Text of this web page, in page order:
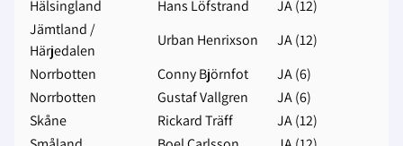
Hälsingland
Hans Löfstrand
JA (12)
Jämtland /
Härjedalen
Urban Henrixson
JA (12)
Norrbotten
Conny Björnfot
JA (6)
Norrbotten
Gustaf Vallgren
JA (6)
Skåne
Rickard Träff
JA (12)